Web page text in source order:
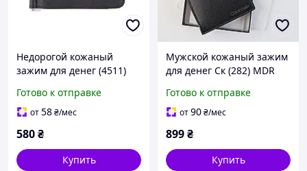
Недорогой кожаный
зажим для денег (4511)
Готово к отправке
от58₴/мес
580₴
Купить
Мужской кожаный зажим
для денег Ск (282) MDR
Готово к отправке
от90₴/мес
899₴
Купить